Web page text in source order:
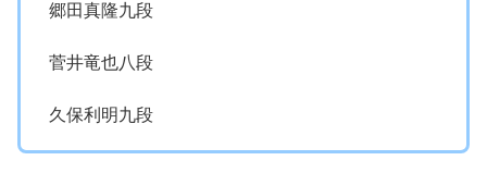
郷田真隆九段
菅井竜也八段
久保利明九段